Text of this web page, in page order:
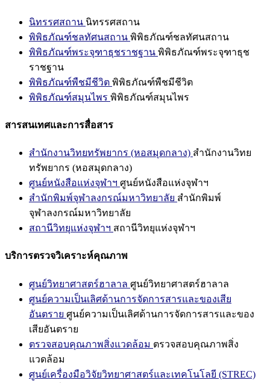
นิทรรศสถาน นิทรรศสถาน
พิพิธภัณฑ์ชลทัศนสถาน พิพิธภัณฑ์ชลทัศนสถาน
พิพิธภัณฑ์พระจุฑาธุชราชฐาน พิพิธภัณฑ์พระจุฑาธุช
ราชฐาน
พิพิธภัณฑ์พืชมีชีวิต พิพิธภัณฑ์พืชมีชีวิต
พิพิธภัณฑ์สมุนไพร พิพิธภัณฑ์สมุนไพร
สารสนเทศและการสื่อสาร
สำนักงานวิทยทรัพยากร (หอสมุดกลาง) สำนักงานวิทย
ทรัพยากร (หอสมุดกลาง)
ศูนย์หนังสือแห่งจุฬาฯ ศูนย์หนังสือแห่งจุฬาฯ
สำนักพิมพ์จุฬาลงกรณ์มหาวิทยาลัย สำนักพิมพ์
จุฬาลงกรณ์มหาวิทยาลัย
สถานีวิทยุแห่งจุฬาฯ สถานีวิทยุแห่งจุฬาฯ
บริการตรวจวิเคราะห์คุณภาพ
ศูนย์วิทยาศาสตร์ฮาลาล ศูนย์วิทยาศาสตร์ฮาลาล
ศูนย์ความเป็นเลิศด้านการจัดการสารและของเสีย
อันตราย ศูนย์ความเป็นเลิศด้านการจัดการสารและของ
เสียอันตราย
ตรวจสอบคุณภาพสิ่งแวดล้อม ตรวจสอบคุณภาพสิ่ง
แวดล้อม
ศูนย์เครื่องมือวิจัยวิทยาศาสตร์และเทคโนโลยี (STREC)